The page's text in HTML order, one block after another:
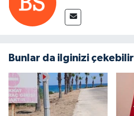
Bunlar da ilginizi çekebilir